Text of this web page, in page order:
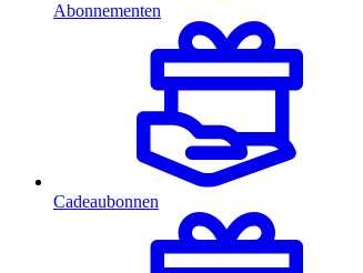
Abonnementen
Cadeaubonnen